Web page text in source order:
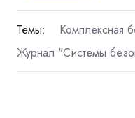
Темы:
Комплексная
Журнал "Системы